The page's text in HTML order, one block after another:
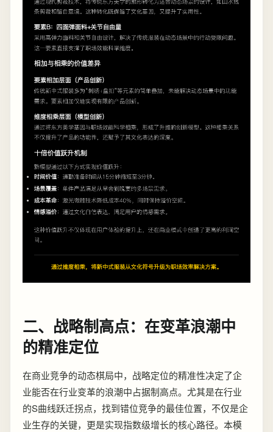
二、战略制高点：在变革浪潮中
的精准定位
在商业竞争的动态棋局中，战略定位的精准性决定了企
业能否在行业变革的浪潮中占据制高点。尤其是在行业
的S曲线跃迁拐点，找到错位竞争的最佳位置，不仅是企
业生存的关键，更是实现指数级增长的核心路径。本模